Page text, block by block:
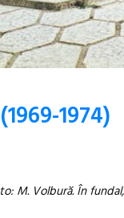
1974)
M. Volbură. În